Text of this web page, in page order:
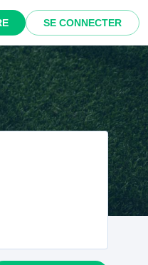
SE CONNECTER